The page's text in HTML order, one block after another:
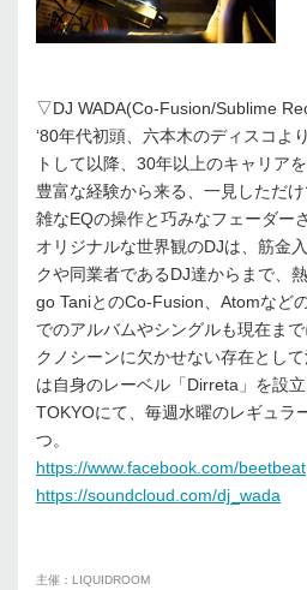
▽DJ WADA(Co-Fusion/Sublime
‘80年代初頭、六本木のディスコよ
トして以降、30年以上のキャリア
豊富な経験から来る、一見しただ
雑なEQの操作と巧みなフェーダー
オリジナルな世界観のDJは、筋金
クや同業者であるDJ達からまで、
go TaniとのCo-Fusion、Atomなど
でのアルバムやシングルも現在ま
クノシーンに欠かせない存在とし
は自身のレーベル「Dirreta」を設
TOKYOにて、毎週水曜のレギュラ
つ。
https://www.facebook.com/beetbeat
https://soundcloud.com/dj_wada
主催：LIQUIDROOM